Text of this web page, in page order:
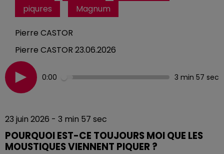
piqures
Magnum
Pierre CASTOR
Pierre CASTOR 23.06.2026
0:00 3 min 57 sec
23 juin 2026 - 3 min 57 sec
POURQUOI EST-CE TOUJOURS MOI QUE LES
MOUSTIQUES VIENNENT PIQUER ?